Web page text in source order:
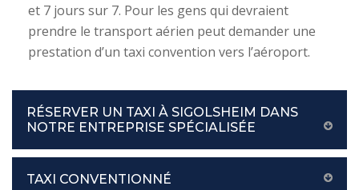
et 7 jours sur 7. Pour les gens qui devraient
prendre le transport aérien peut demander une
prestation d’un taxi convention vers l’aéroport.
RÉSERVER UN TAXI À SIGOLSHEIM DANS
NOTRE ENTREPRISE SPÉCIALISÉE
TAXI CONVENTIONNÉ